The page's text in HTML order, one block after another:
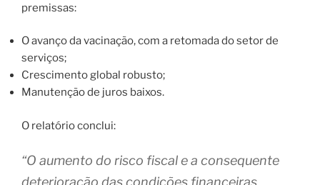
premissas:
O avanço da vacinação, com a retomada do setor de
serviços;
Crescimento global robusto;
Manutenção de juros baixos.
O relatório conclui:
“O aumento do risco fiscal e a consequente
deterioração das condições financeiras